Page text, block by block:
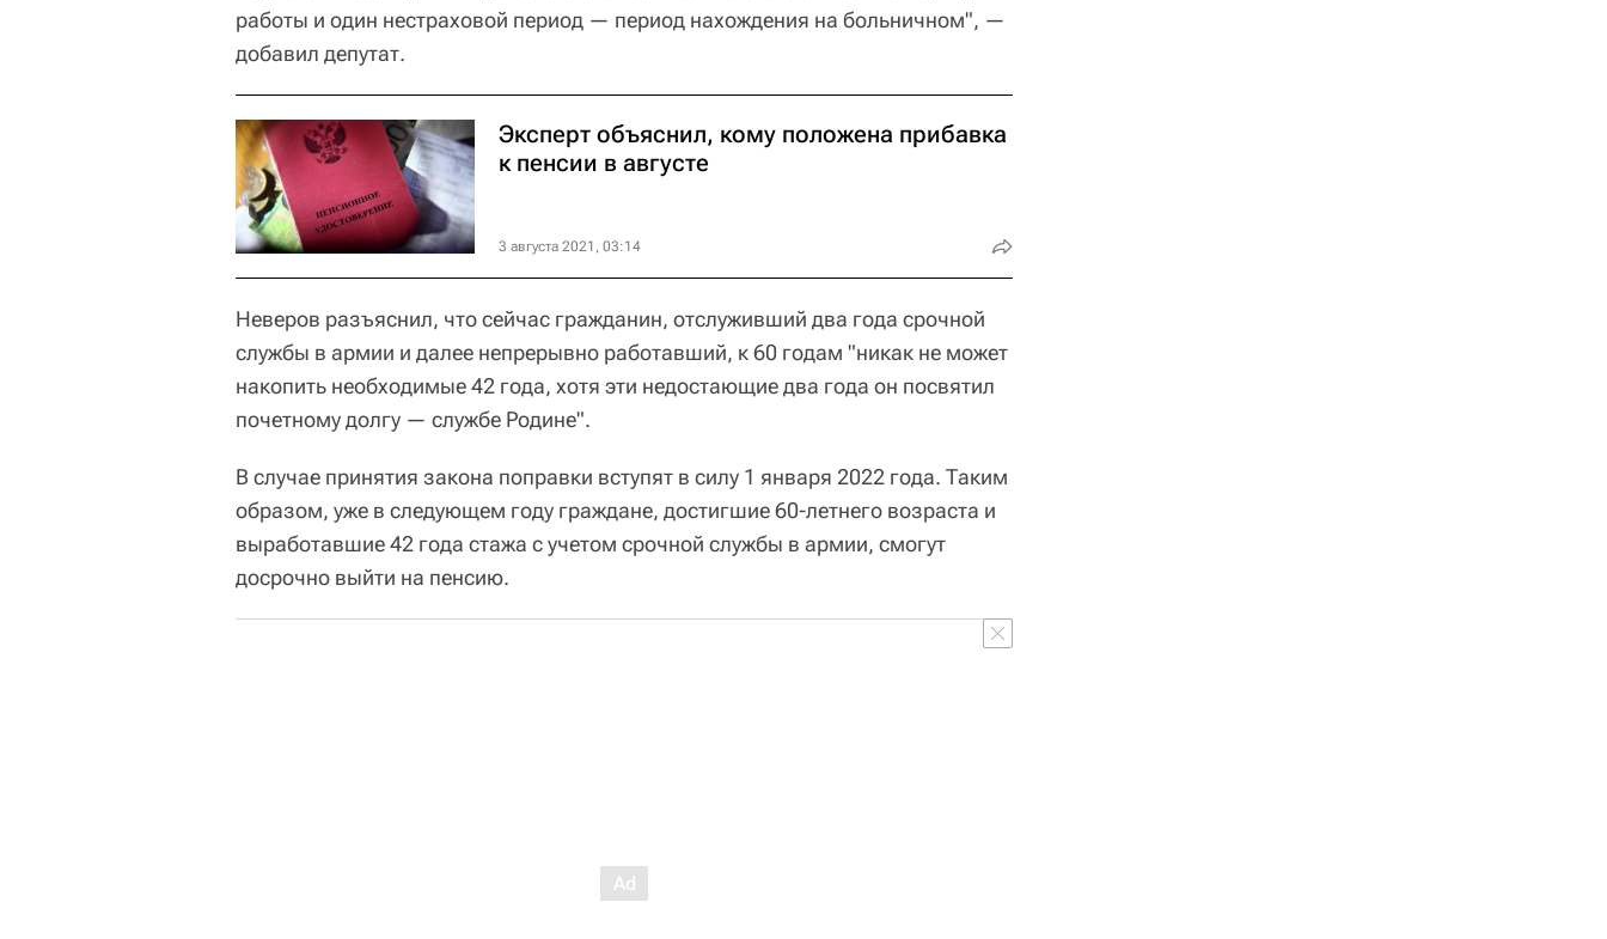
работы и один нестраховой период — период нахождения на больничном", —
добавил депутат.
Эксперт объяснил, кому положена прибавка
к пенсии в августе
3 августа 2021, 03:14
Неверов разъяснил, что сейчас гражданин, отслуживший два года срочной
службы в армии и далее непрерывно работавший, к 60 годам "никак не может
накопить необходимые 42 года, хотя эти недостающие два года он посвятил
почетному долгу — службе Родине".
В случае принятия закона поправки вступят в силу 1 января 2022 года. Таким
образом, уже в следующем году граждане, достигшие 60-летнего возраста и
выработавшие 42 года стажа с учетом срочной службы в армии, смогут
досрочно выйти на пенсию.